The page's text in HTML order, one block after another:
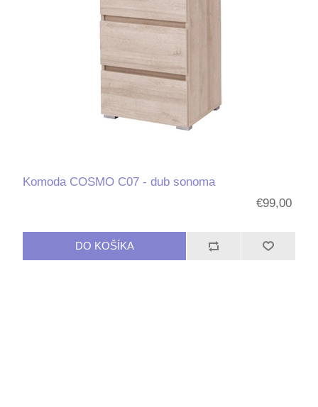
Komoda COSMO C07 - dub sonoma
€99,00